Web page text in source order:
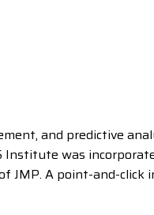
and predictive
was
A point-and-click